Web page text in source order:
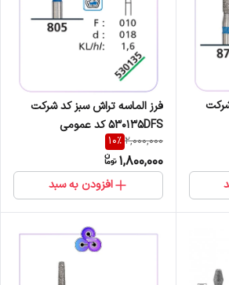
فرز الماسه تراش سبز کد شرکت
530135DFS کد عمومی
05/010/018
2,000,000
10%
1,800,000
افزودن به سبد